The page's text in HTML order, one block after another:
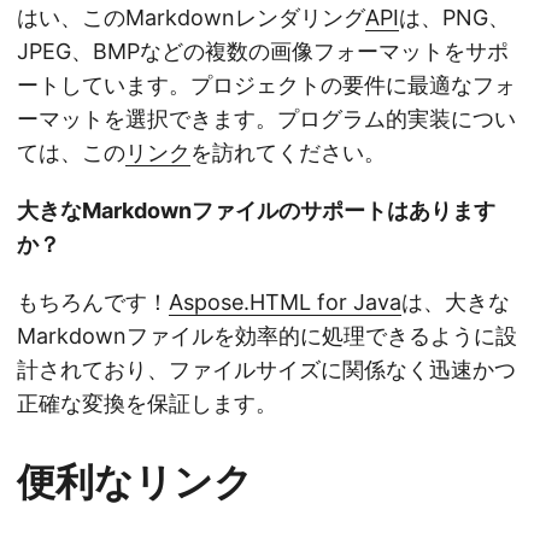
はい、このMarkdownレンダリングAPIは、PNG、
JPEG、BMPなどの複数の画像フォーマットをサポ
ートしています。プロジェクトの要件に最適なフォ
ーマットを選択できます。プログラム的実装につい
ては、このリンク を訪れてください。
大きなMarkdownファイルのサポートはあります
か？
もちろんです！ Aspose.HTML for Javaは、大きな
Markdownファイルを効率的に処理できるように設
計されており、ファイルサイズに関係なく迅速かつ
正確な変換を保証します。
便利なリンク